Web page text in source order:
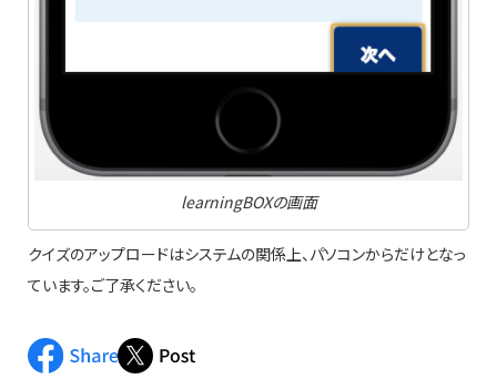
learningBOXの画面
クイズのアップロードはシステムの関係上、パソコンからだけとなっ
ています。ご了承ください。